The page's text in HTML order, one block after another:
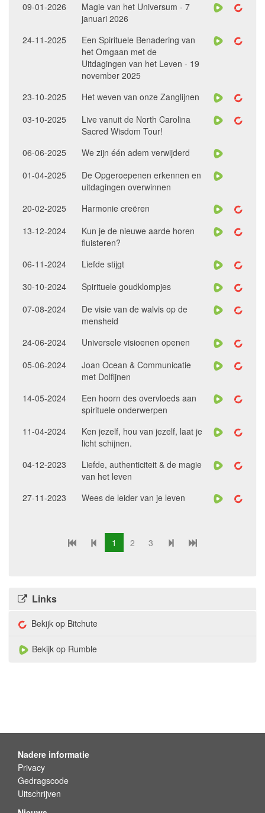
09-01-2026
Magie van het Universum - 7
januari 2026
24-11-2025
Een Spirituele Benadering van
het Omgaan met de
Uitdagingen van het Leven - 19
november 2025
23-10-2025
Het weven van onze Zanglijnen
03-10-2025
Live vanuit de North Carolina
Sacred Wisdom Tour!
06-06-2025
We zijn één adem verwijderd
01-04-2025
De Opgeroepenen erkennen en
uitdagingen overwinnen
20-02-2025
Harmonie creëren
13-12-2024
Kun je de nieuwe aarde horen
fluisteren?
06-11-2024
Liefde stijgt
30-10-2024
Spirituele goudklompjes
07-08-2024
De visie van de walvis op de
mensheid
24-06-2024
Universele visioenen openen
05-06-2024
Joan Ocean & Communicatie
met Dolfijnen
14-05-2024
Een hoorn des overvloeds aan
spirituele onderwerpen
11-04-2024
Ken jezelf, hou van jezelf, laat je
licht schijnen.
04-12-2023
Liefde, authenticiteit & de magie
van het leven
27-11-2023
Wees de leider van je leven
1 2 3
Links
Bekijk op Bitchute
Bekijk op Rumble
Nadere informatie
Privacy
Gedragscode
Uitschrijven